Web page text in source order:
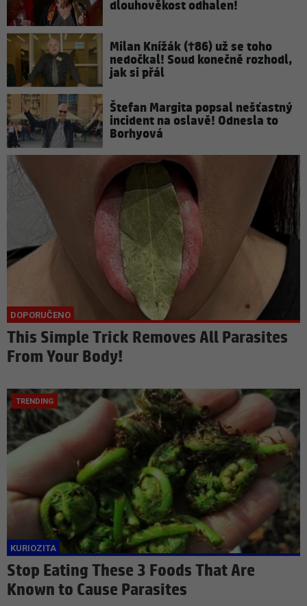
dlouhověkost odhalen!
Milan Knížák (†86) už se toho
nedočkal! Soud konečně rozhodl,
jak si přál
Štefan Margita popsal nešťastný
incident na oslavě! Odnesla to
Borhyová
This Simple Trick Removes All Parasites
From Your Body!
Stop Eating These 3 Foods That Are
Known to Cause Parasites